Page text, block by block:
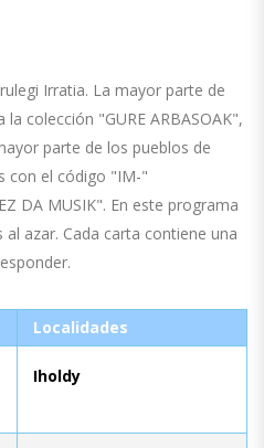
Irratia. La mayor parte de
colección "GURE ARBASOAK",
parte de los pueblos de
con el código "IM-"
DA MUSIK". En este programa
azar. Cada carta contiene una
Localidades
Iholdy